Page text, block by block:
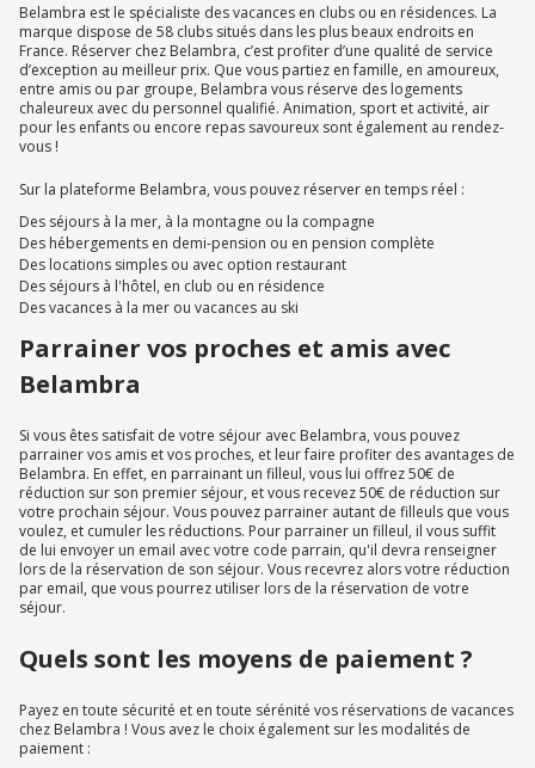
Belambra est le spécialiste des vacances en clubs ou en résidences. La
marque dispose de 58 clubs situés dans les plus beaux endroits en
France. Réserver chez Belambra, c’est profiter d’une qualité de service
d’exception au meilleur prix. Que vous partiez en famille, en amoureux,
entre amis ou par groupe, Belambra vous réserve des logements
chaleureux avec du personnel qualifié. Animation, sport et activité, air
pour les enfants ou encore repas savoureux sont également au rendez-
vous !
Sur la plateforme Belambra, vous pouvez réserver en temps réel :
Des séjours à la mer, à la montagne ou la compagne
Des hébergements en demi-pension ou en pension complète
Des locations simples ou avec option restaurant
Des séjours à l'hôtel, en club ou en résidence
Des vacances à la mer ou vacances au ski
Parrainer vos proches et amis avec
Belambra
Si vous êtes satisfait de votre séjour avec Belambra, vous pouvez
parrainer vos amis et vos proches, et leur faire profiter des avantages de
Belambra. En effet, en parrainant un filleul, vous lui offrez 50€ de
réduction sur son premier séjour, et vous recevez 50€ de réduction sur
votre prochain séjour. Vous pouvez parrainer autant de filleuls que vous
voulez, et cumuler les réductions. Pour parrainer un filleul, il vous suffit
de lui envoyer un email avec votre code parrain, qu'il devra renseigner
lors de la réservation de son séjour. Vous recevrez alors votre réduction
par email, que vous pourrez utiliser lors de la réservation de votre
séjour.
Quels sont les moyens de paiement ?
Payez en toute sécurité et en toute sérénité vos réservations de vacances
chez Belambra ! Vous avez le choix également sur les modalités de
paiement :